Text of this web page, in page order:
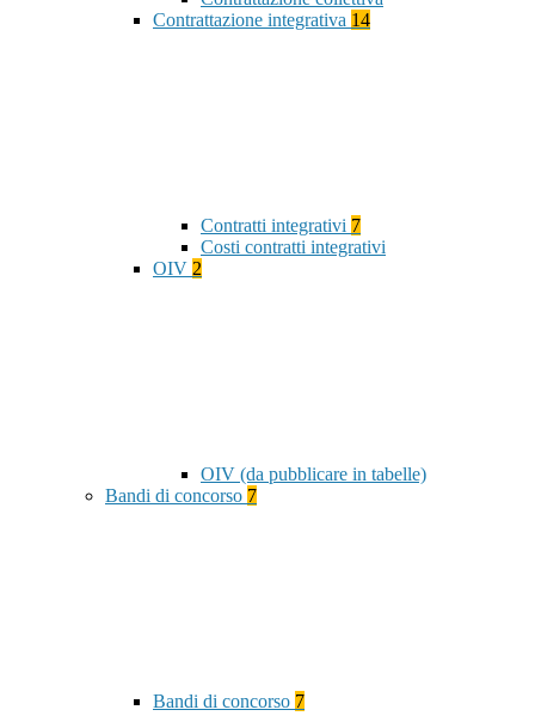
Contrattazione integrativa 14
Contratti integrativi 7
Costi contratti integrativi
OIV 2
OIV (da pubblicare in tabelle)
Bandi di concorso 7
Bandi di concorso 7